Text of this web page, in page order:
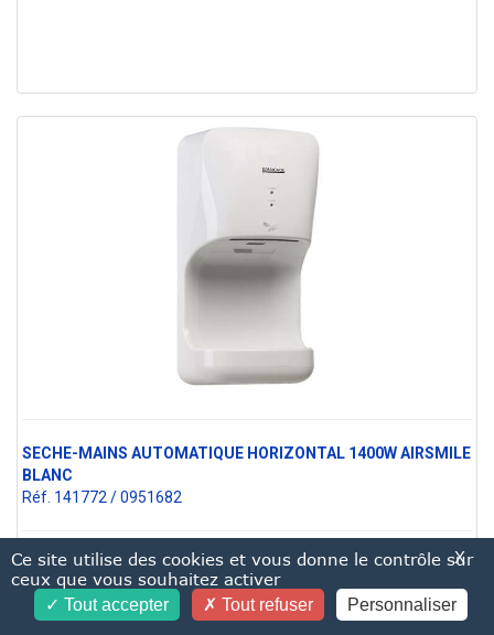
SECHE-MAINS AUTOMATIQUE HORIZONTAL 1400W AIRSMILE
BLANC
Réf. 141772 / 0951682
EN SAVOIR PLUS
X
Ce site utilise des cookies et vous donne le contrôle sur
ceux que vous souhaitez activer
Tout accepter Tout refuser Personnaliser